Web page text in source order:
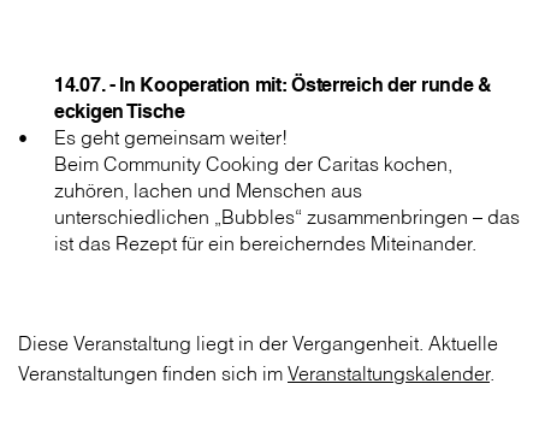
14.07. - In Kooperation mit: Österreich der runde &
eckigen Tische
Es geht gemeinsam weiter!
Beim Community Cooking der Caritas kochen,
zuhören, lachen und Menschen aus
unterschiedlichen „Bubbles“ zusammenbringen – das
ist das Rezept für ein bereicherndes Miteinander.
Diese Veranstaltung liegt in der Vergangenheit. Aktuelle
Veranstaltungen finden sich im Veranstaltungskalender.